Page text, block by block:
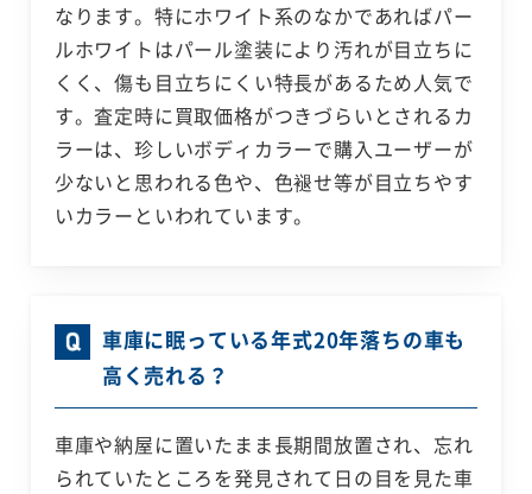
なります。特にホワイト系のなかであればパー
ルホワイトはパール塗装により汚れが目立ちに
くく、傷も目立ちにくい特長があるため人気で
す。査定時に買取価格がつきづらいとされるカ
ラーは、珍しいボディカラーで購入ユーザーが
少ないと思われる色や、色褪せ等が目立ちやす
いカラーといわれています。
車庫に眠っている年式20年落ちの車も
高く売れる？
車庫や納屋に置いたまま長期間放置され、忘れ
られていたところを発見されて日の目を見た車